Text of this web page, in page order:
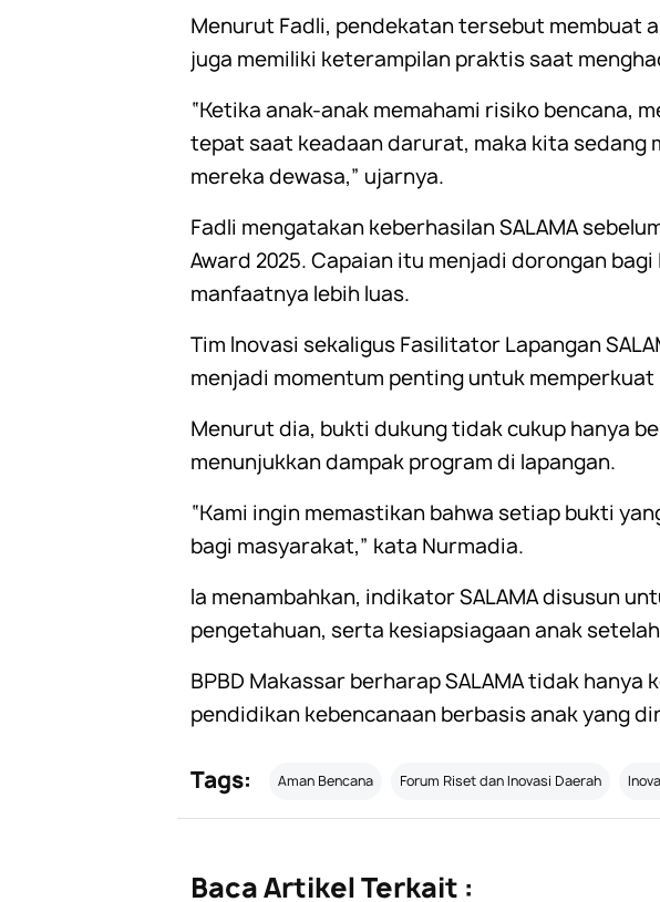
Menurut Fadli, pendekatan tersebut membuat
juga memiliki keterampilan praktis saat
“Ketika anak-anak memahami risiko bencana,
tepat saat keadaan darurat, maka kita sedang
mereka dewasa,” ujarnya.
Fadli mengatakan keberhasilan SALAMA
Award 2025. Capaian itu menjadi dorongan
manfaatnya lebih luas.
Tim Inovasi sekaligus Fasilitator Lapangan
menjadi momentum penting untuk
Menurut dia, bukti dukung tidak cukup hanya
menunjukkan dampak program di lapangan.
“Kami ingin memastikan bahwa setiap bukti
bagi masyarakat,” kata Nurmadia.
Ia menambahkan, indikator SALAMA disusun
pengetahuan, serta kesiapsiagaan anak
BPBD Makassar berharap SALAMA tidak
pendidikan kebencanaan berbasis anak yang
Tags: Aman Bencana Forum Riset dan Inovasi Daerah
Baca Artikel Terkait :